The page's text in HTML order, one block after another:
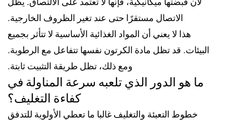
الاتصال مستقرًا حتى عند تغير الظروف الخارجية.
هذا لا يعني أن المواد الغذائية الأساسية لا تتأثر بجميع
البيئات. قد تظل مادة الكرتون نفسها تتفاعل مع الرطوبة.
ومع ذلك، تظل طريقة التثبيت ثابتة.
ما هو الدور الذي تلعبه سرعة المناولة في
كفاءة التغليف؟
خطوط التعبئة والتغليف غالبا ما تعطي الأولوية للتدفق